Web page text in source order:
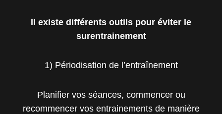
Il existe différents outils pour éviter le
surentrainement
1) Périodisation de l’entraînement
Planifier vos séances, commencer ou
recommencer vos entrainements de manière